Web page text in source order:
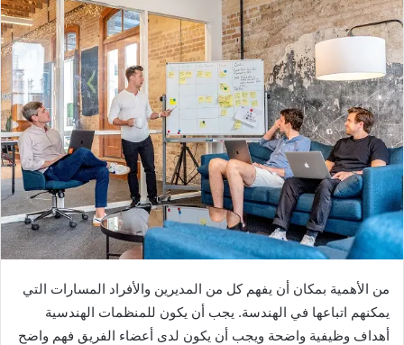
من الأهمية بمكان أن يفهم كل من المديرين والأفراد المسارات التي
يمكنهم اتباعها في الهندسة. يجب أن يكون للمنظمات الهندسية
أهداف وظيفية واضحة ويجب أن يكون لدى أعضاء الفريق فهم واضح